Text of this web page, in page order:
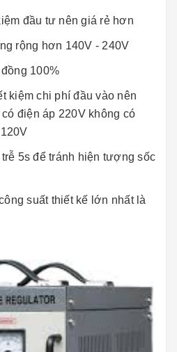
đầu tư nên giá rẻ hơn
rộng hơn 140V - 240V
100%
kiệm chi phí đầu vào nên
điện áp 220V không có
5s để tránh hiện tượng sốc
suất thiết kế lớn nhất là